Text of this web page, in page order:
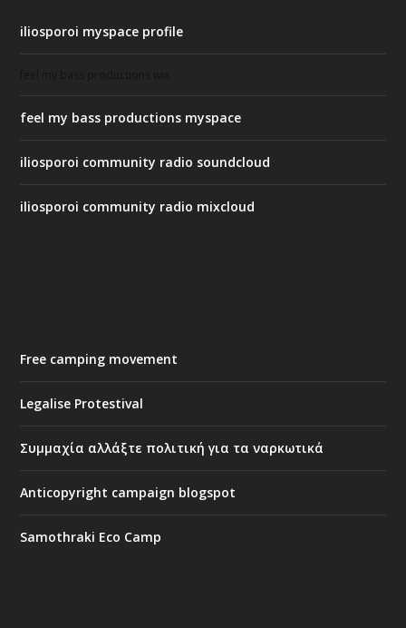
iliosporoi myspace profile
feel my bass productions myspace
iliosporoi community radio soundcloud
iliosporoi community radio mixcloud
Free camping movement
Legalise Protestival
Συμμαχία αλλάξτε πολιτική για τα ναρκωτικά
Anticopyright campaign blogspot
Samothraki Eco Camp